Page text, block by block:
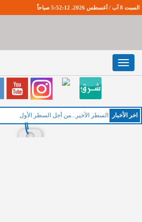
السبت 8 آب / أغسطس 2026. 5:52:13 صباحاً
Toggle
navigation
اخر اﻷخبار